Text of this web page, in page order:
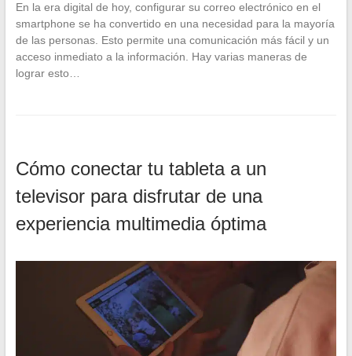
En la era digital de hoy, configurar su correo electrónico en el
smartphone se ha convertido en una necesidad para la mayoría
de las personas. Esto permite una comunicación más fácil y un
acceso inmediato a la información. Hay varias maneras de
lograr esto…
Cómo conectar tu tableta a un
televisor para disfrutar de una
experiencia multimedia óptima